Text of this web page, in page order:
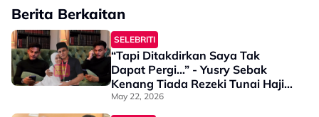
Berita Berkaitan
SELEBRITI
“Tapi Ditakdirkan Saya Tak
Dapat Pergi…” - Yusry Sebak
Kenang Tiada Rezeki Tunai Haji
Bersama Isteri Tercinta
May 22, 2026